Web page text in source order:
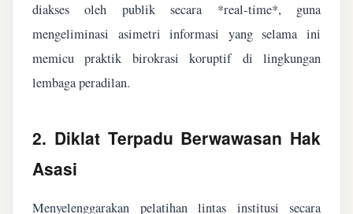
diakses oleh publik secara *real-time*, guna
mengeliminasi asimetri informasi yang selama ini
memicu praktik birokrasi koruptif di lingkungan
lembaga peradilan.
2. Diklat Terpadu Berwawasan Hak
Asasi
Menyelenggarakan pelatihan lintas institusi secara